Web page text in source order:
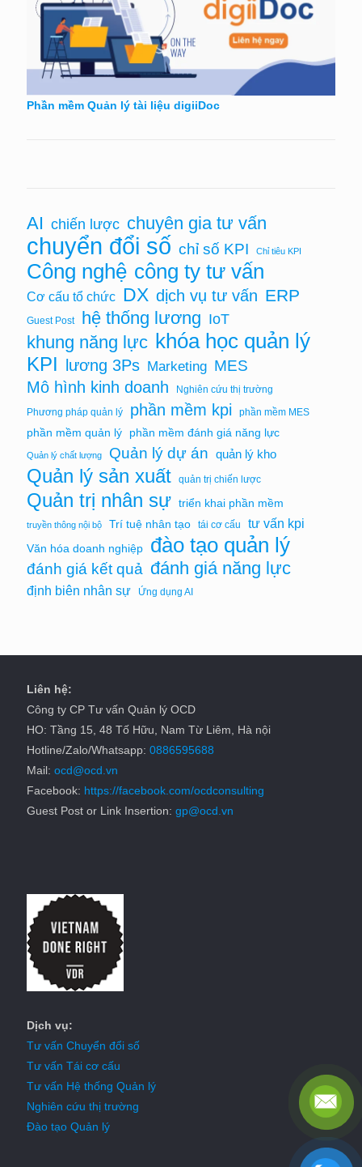
Phần mềm Quản lý tài liệu digiiDoc
AI chiến lược chuyên gia tư vấn
chuyển đổi số chỉ số KPI Chỉ tiêu KPI
Công nghệ công ty tư vấn
Cơ cấu tổ chức DX dịch vụ tư vấn ERP
Guest Post hệ thống lương IoT
khung năng lực khóa học quản lý
KPI lương 3Ps Marketing MES
Mô hình kinh doanh
Nghiên cứu thị trường
Phương pháp quản lý
phần mềm kpi phần mềm MES
phần mềm quản lý phần mềm đánh giá năng lực
Quản lý chất lượng Quản lý dự án quản lý kho
Quản lý sản xuất quản trị chiến lược
Quản trị nhân sự triển khai phần mềm
truyền thông nội bộ Trí tuệ nhân tạo tái cơ cấu tư vấn kpi
Văn hóa doanh nghiệp đào tạo quản lý
đánh giá kết quả đánh giá năng lực
định biên nhân sự Ứng dụng AI
Liên hệ:
Công ty CP Tư vấn Quản lý OCD
HO: Tầng 15, 48 Tố Hữu, Nam Từ Liêm, Hà nội
Hotline/Zalo/Whatsapp: 0886595688
Mail: ocd@ocd.vn
Facebook: https://facebook.com/ocdconsulting
Guest Post or Link Insertion: gp@ocd.vn
Dịch vụ:
Tư vấn Chuyển đổi số
Tư vấn Tái cơ cấu
Tư vấn Hệ thống Quản lý
Nghiên cứu thị trường
Đào tạo Quản lý